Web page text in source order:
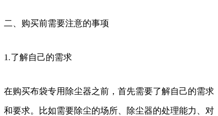
二、购买前需要注意的事项
1.了解自己的需求
在购买布袋专用除尘器之前，首先需要了解自己的需求
和要求。比如需要除尘的场所、除尘器的处理能力、对